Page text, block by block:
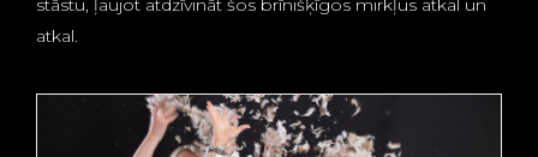
stāstu, ļaujot atdzīvināt šos brīnišķīgos mirkļus atkal un
atkal.